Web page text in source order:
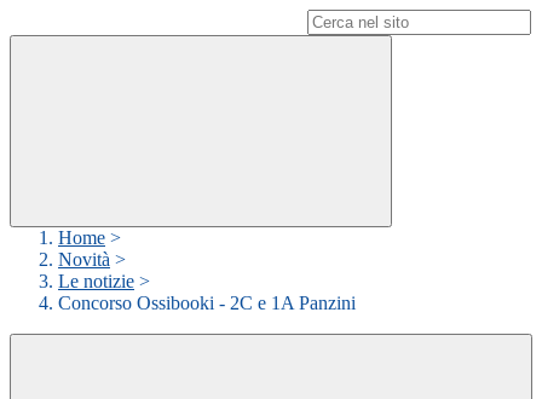
Home >
Novità >
Le notizie >
Concorso Ossibooki - 2C e 1A Panzini